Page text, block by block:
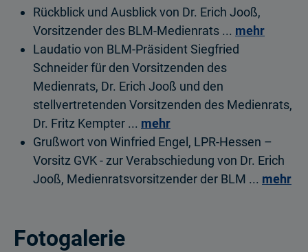
Rückblick und Ausblick von Dr. Erich Jooß,
Vorsitzender des BLM-Medienrats ... mehr
Laudatio von BLM-Präsident Siegfried
Schneider für den Vorsitzenden des
Medienrats, Dr. Erich Jooß und den
stellvertretenden Vorsitzenden des Medienrats,
Dr. Fritz Kempter ... mehr
Grußwort von Winfried Engel, LPR-Hessen –
Vorsitz GVK - zur Verabschiedung von Dr. Erich
Jooß, Medienratsvorsitzender der BLM ... mehr
Fotogalerie